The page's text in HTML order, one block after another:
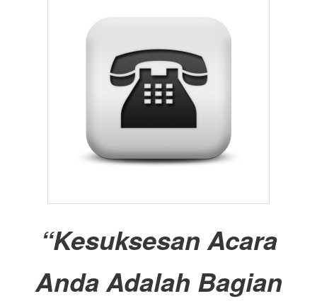
“Kesuksesan Acara
Anda Adalah Bagian